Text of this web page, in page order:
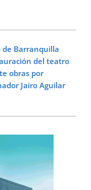
de Barranquilla
del teatro
obras por
Jairo Aguilar